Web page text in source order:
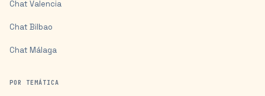
Chat Valencia
Chat Bilbao
Chat Málaga
POR TEMÁTICA